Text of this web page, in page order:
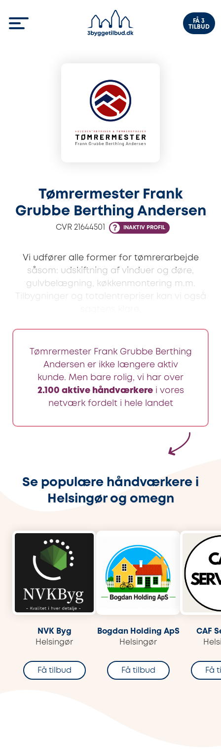
FÅ 3
TILBUD
Tømrermester Frank
Grubbe Berthing Andersen
CVR 21644501 INAKTIV PROFIL
Vi udfører alle former for tømrerarbejde
såsom: udskiftning af vinduer og døre,
gulvbelægning, køkkenmontering m.m.
Tilbygninger og totalentrepriser kan vi også
Tømrermester Frank Grubbe Berthing
Andersen er ikke længere aktiv
kunde. Men bare rolig, vi har over
2.100 aktive håndværkerei vores
netværk fordelt i hele landet
Se populære håndværkere i
Helsingør og omegn
NVK Byg
Helsingør
Få tilbud
Bogdan Holding ApS
Helsingør
Få tilbud
CAF
Få